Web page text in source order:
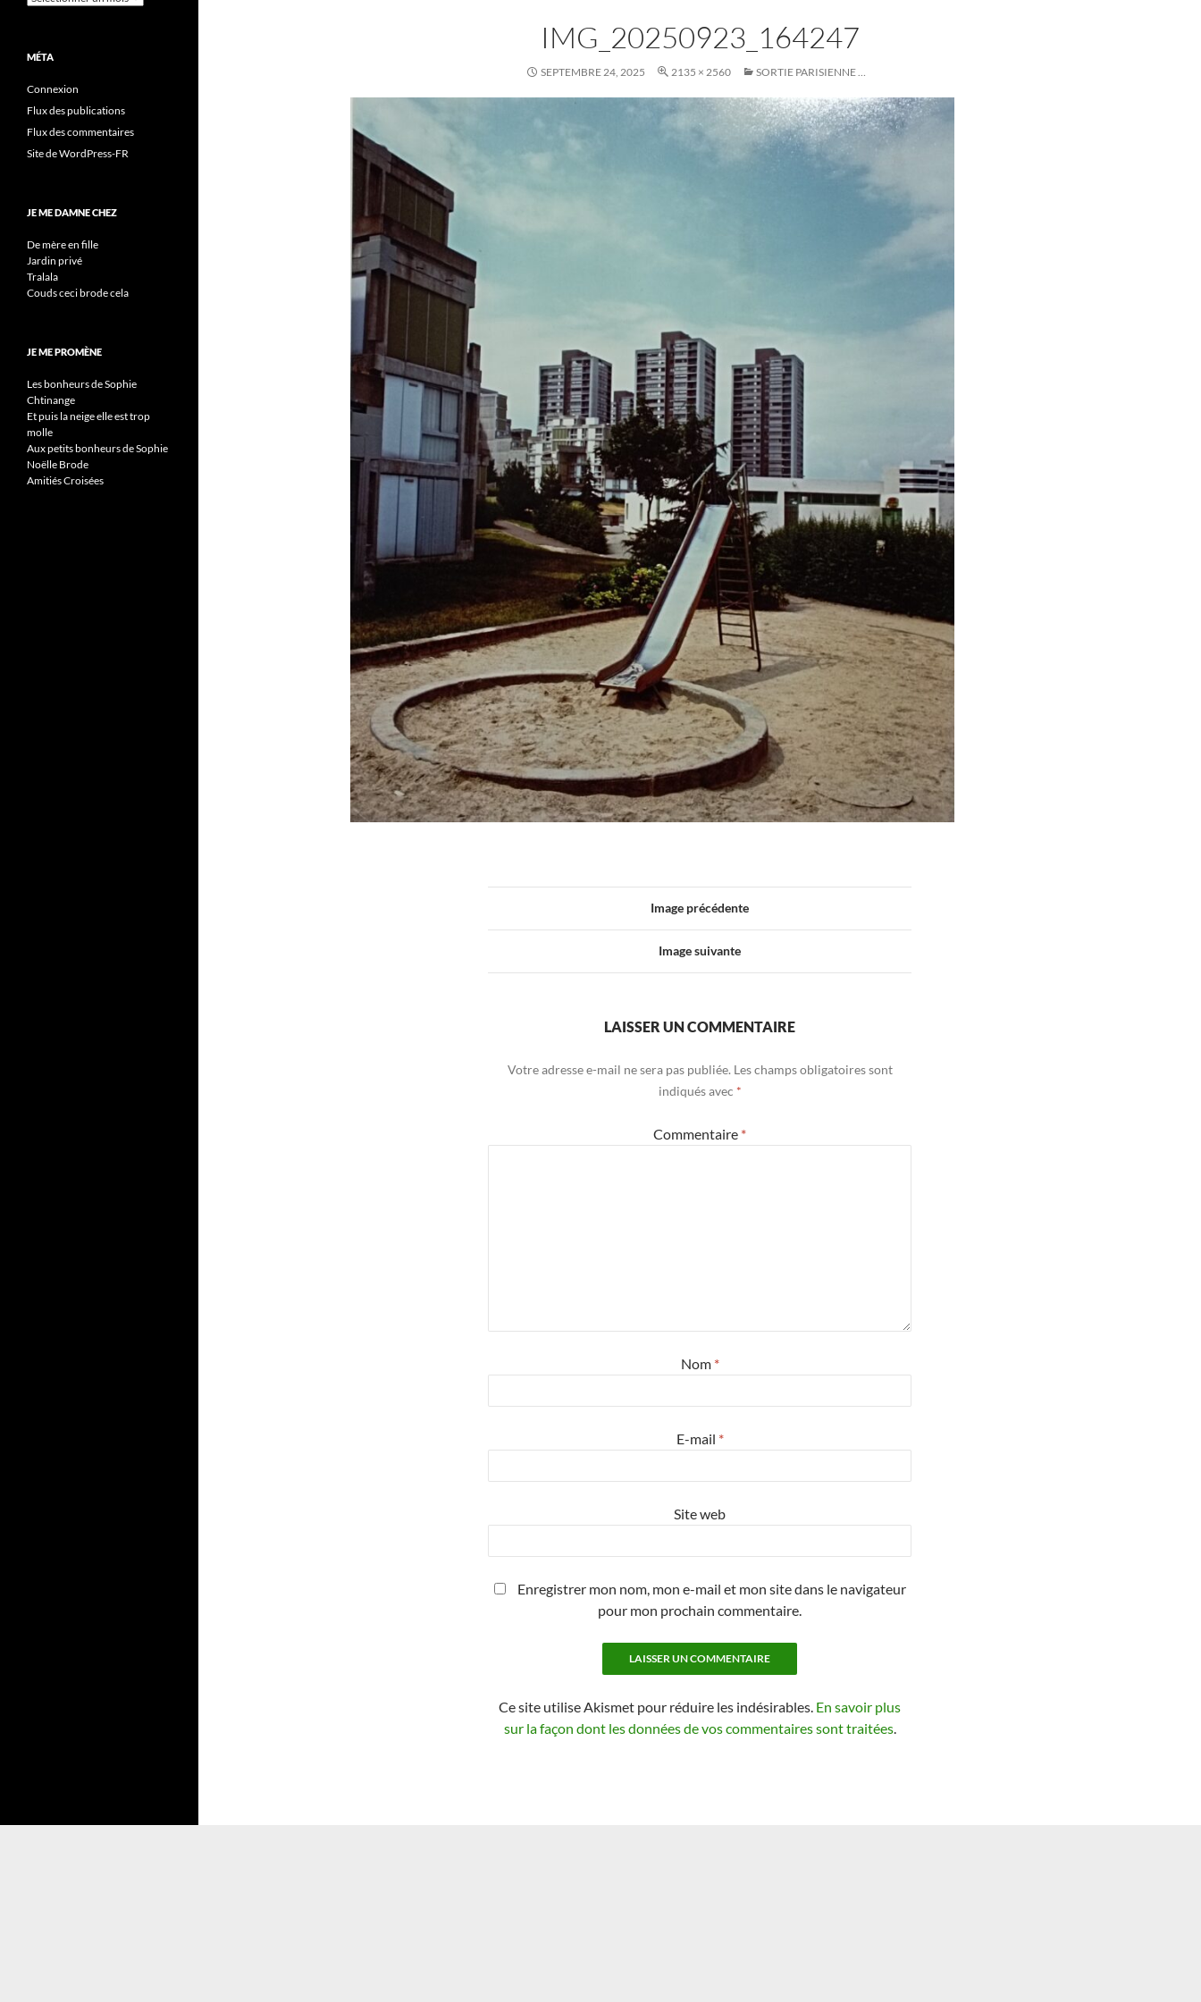
IMG_20250923_164247
SEPTEMBRE 24, 2025 2135 × 2560 SORTIE PARISIENNE …
Image précédente
Image suivante
LAISSER UN COMMENTAIRE
Votre adresse e-mail ne sera pas publiée. Les champs obligatoires sont
indiqués avec *
Commentaire *
Nom *
E-mail *
Site web
Enregistrer mon nom, mon e-mail et mon site dans le navigateur
pour mon prochain commentaire.
Ce site utilise Akismet pour réduire les indésirables. En savoir plus
sur la façon dont les données de vos commentaires sont traitées.
MÉTA
Connexion
Flux des publications
Flux des commentaires
Site de WordPress-FR
JE ME DAMNE CHEZ
De mère en fille
Jardin privé
Tralala
Couds ceci brode cela
JE ME PROMÈNE
Les bonheurs de Sophie
Chtinange
Et puis la neige elle est trop
molle
Aux petits bonheurs de Sophie
Noëlle Brode
Amitiés Croisées